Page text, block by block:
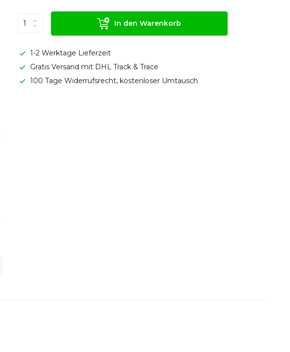
In den Warenkorb
1-2 Werktage Lieferzeit
Gratis Versand mit DHL Track & Trace
100 Tage Widerrufsrecht, kostenloser Umtausch